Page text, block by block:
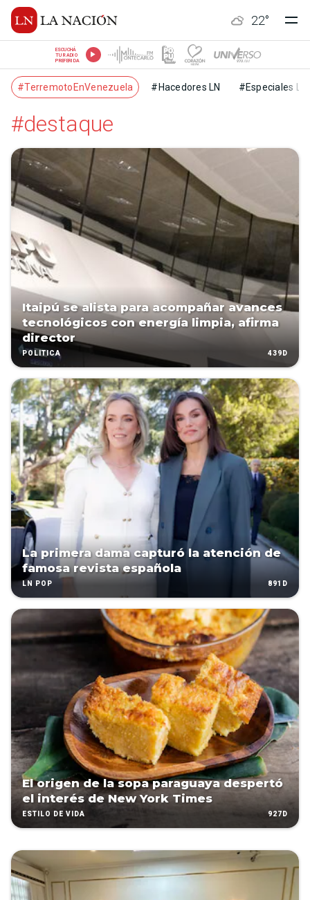
22°
ESCUCHÁ
TU RADIO
PREFERIDA
#TerremotoEnVenezuela #Hacedores LN #Especiales LN
#destaque
Itaipú se alista para acompañar avances
tecnológicos con energía limpia, afirma
director
POLÍTICA 439D
La primera dama capturó la atención de
famosa revista española
LN POP 891D
El origen de la sopa paraguaya despertó
el interés de New York Times
ESTILO DE VIDA 927D